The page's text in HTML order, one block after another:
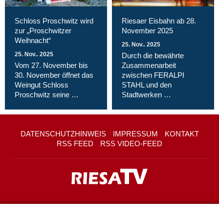
Schloss Proschwitz wird
zur „Proschwitzer
Weihnacht“
25. Nov.. 2025
Vom 27. November bis
30. November öffnet das
Weingut Schloss
Proschwitz seine …
Riesaer Eisbahn ab 28.
November 2025
25. Nov.. 2025
Durch die bewährte
Zusammenarbeit
zwischen FERALPI
STAHL und den
Stadtwerken …
DATENSCHUTZHINWEIS IMPRESSUM
KONTAKT
RSS FEED
RSS VIDEO-FEED